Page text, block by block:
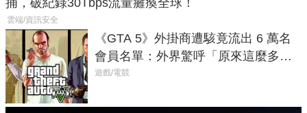
捕，破紀錄30Tbps流量癱瘓全球！
雲端/資訊安全
《GTA 5》外掛商遭駭竟流出 6 萬名
會員名單：外界驚呼「原來這麼多人
在開掛！」
遊戲/電競